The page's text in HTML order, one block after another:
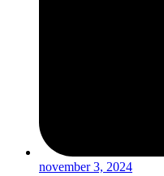
november 3, 2024